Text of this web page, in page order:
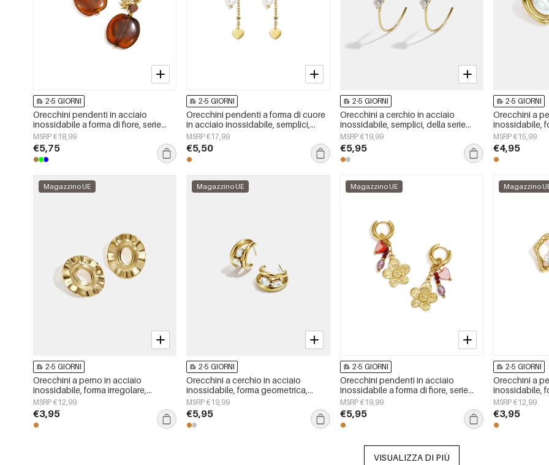
2-5 GIORNI
Orecchini pendenti in acciaio
inossidabile a forma di fiore, serie
Daily Simple, gioielli da donna
MSRP €18,99
€5,75
2-5 GIORNI
Orecchini pendenti a forma di cuore
in acciaio inossidabile, semplici,
della serie Daily Simple, gioielli da
donna.
MSRP €17,99
€5,50
2-5 GIORNI
Orecchini a cerchio in acciaio
inossidabile, semplici, della serie
Daily Simple, gioielli da donna
MSRP €19,99
€5,95
2-5 GIORNI
Orecchini a
inossidabile,
semplici, serie
Simple&quot;,
MSRP €15,99
€4,95
Magazzino UE
2-5 GIORNI
Orecchini a perno in acciaio
inossidabile, forma irregolare,
semplici, serie &quot;Semplici per
tutti i giorni&quot;, gioielli da donna
MSRP €12,99
€3,95
Magazzino UE
2-5 GIORNI
Orecchini a cerchio in acciaio
inossidabile, forma geometrica,
semplici, serie Daily Simple, gioielli
da donna
MSRP €19,99
€5,95
Magazzino UE
2-5 GIORNI
Orecchini pendenti in acciaio
inossidabile a forma di fiore, serie
Daily Simple, gioielli da donna
MSRP €19,99
€5,95
Magazzino
2-5 GIORNI
Orecchini a
inossidabile,
semplici, serie
Simple&quot;,
MSRP €12,99
€3,95
VISUALIZZA DI PIÙ